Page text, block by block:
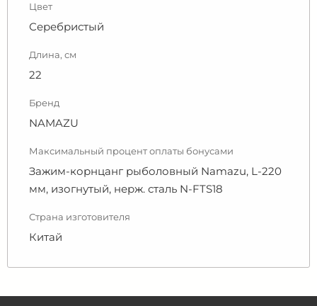
Цвет
Серебристый
Длина, см
22
Бренд
NAMAZU
Максимальный процент оплаты бонусами
Зажим-корнцанг рыболовный Namazu, L-220
мм, изогнутый, нерж. сталь N-FTS18
Страна изготовителя
Китай